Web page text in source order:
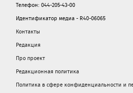
Телефон: 044-205-43-00
Идентификатор медиа - R40-06065
Контакты
Редакция
Про проект
Редакционная политика
Политика в сфере конфиденциальности и